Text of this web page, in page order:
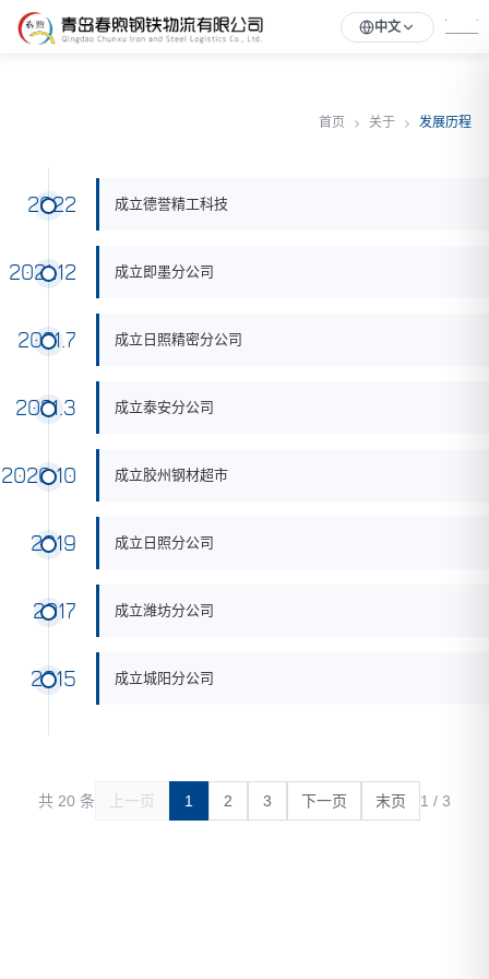
中文
首页 关于 发展历程
2022 成立德誉精工科技
2021.12 成立即墨分公司
2021.7 成立日照精密分公司
2021.3 成立泰安分公司
2020.10 成立胶州钢材超市
2019 成立日照分公司
2017 成立潍坊分公司
2015 成立城阳分公司
共 20 条 上一页 1 2 3 下一页 末页 1 / 3